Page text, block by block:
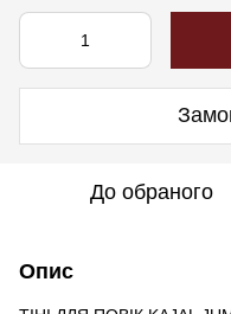
До обраного
Опис